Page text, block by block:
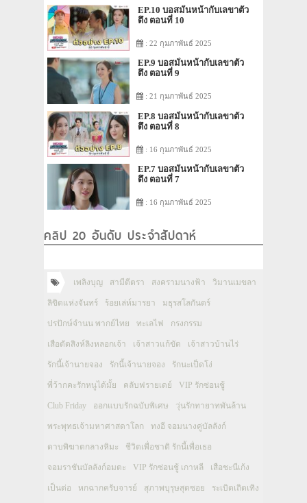
EP.10 บอสมั่นหน้ากับเลขาตัว
ตึง ตอนที่ 10
: 22 กุมภาพันธ์ 2025
EP.9 บอสมั่นหน้ากับเลขาตัว
ตึง ตอนที่ 9
: 21 กุมภาพันธ์ 2025
EP.8 บอสมั่นหน้ากับเลขาตัว
ตึง ตอนที่ 8
: 16 กุมภาพันธ์ 2025
EP.7 บอสมั่นหน้ากับเลขาตัว
ตึง ตอนที่ 7
: 16 กุมภาพันธ์ 2025
คลิป 20 อันดับ ประจำสัปดาห์
เพลิงบุญ สามีตีตรา สงครามนางฟ้า วิมานเมขลา
ลิขิตแห่งจันทร์ ร้อยเล่ห์มารยา มธุรสโลกันตร์
ปรปักษ์จำนน พากย์ไทย ทะเลไฟ กรงกรรม
เสือตัดสิงห์ลิงหลอกเจ้า เจ้าสาวแก้ขัด เจ้าสาวบ้านไร่
รักนี้เจ้านายจอง รักนี้เจ้านายจอง รักนะเป็ดโง่
พี่ว้ากคะรักหนูได้มั้ย คลับฟรายเดย์ VIP รักซ่อนชู้
Club Friday ออกแบบรักฉบับพิเศษ วุ่นรักทายาทพันล้าน
พระพุทธเจ้ามหาศาสดาโลก ทงอี จอมนางคู่บัลลังก์
ดาบพิฆาตกลางหิมะ ชีวิตเพื่อชาติ รักนี้เพื่อเธอ
จอมราชันบัลลังก์อมตะ VIP รักซ่อนชู้ เกาหลี เสือชะนีเก้ง
เป็นต่อ หกฉากครับจารย์ สุภาพบุรุษสุดซอย ระเบิดเถิดเทิง